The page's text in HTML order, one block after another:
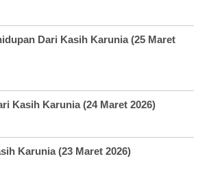
Dari Kasih Karunia (25 Maret
Kasih Karunia (24 Maret 2026)
Karunia (23 Maret 2026)